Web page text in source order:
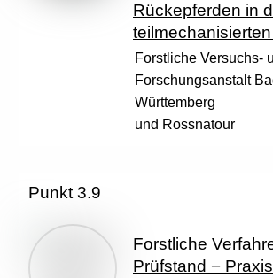
Rückepferden in
Forstliche Versuchs-
Forschungsanstalt
Württemberg
und Rossnatour
Punkt 3.9
Forstliche
Prüfstand −